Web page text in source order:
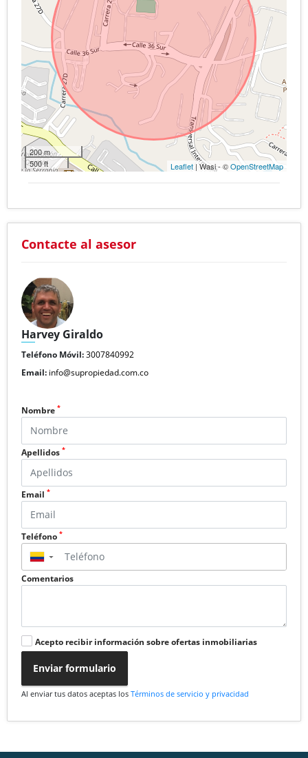
200 m
500 ft
Leaflet | Wasi - ©OpenStreetMap
Contacte al asesor
Harvey Giraldo
Teléfono Móvil:3007840992
Email: info@supropiedad.com.co
Nombre *
Apellidos *
Email *
Teléfono *
▼
Comentarios
Acepto recibir información sobre ofertas inmobiliarias
Enviar formulario
Al enviar tus datos aceptas los Términos de servicio y privacidad